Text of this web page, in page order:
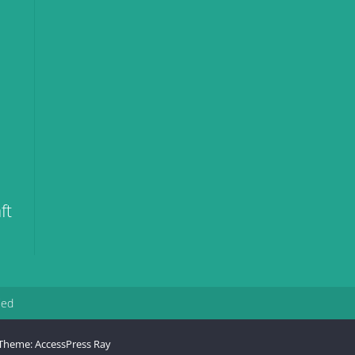
AccessPress Ray